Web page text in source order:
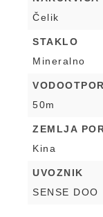
Čelik
STAKLO
Mineralno
50m
ZEMLJA
Kina
UVOZNIK
SENSE DOO